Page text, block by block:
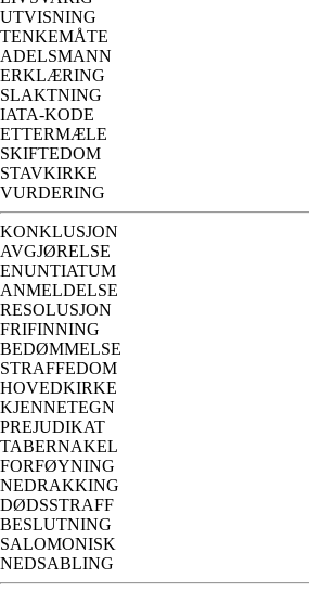
UTVISNING
TENKEMÅTE
ADELSMANN
ERKLÆRING
SLAKTNING
IATA-KODE
ETTERMÆLE
SKIFTEDOM
STAVKIRKE
VURDERING
KONKLUSJON
AVGJØRELSE
ENUNTIATUM
ANMELDELSE
RESOLUSJON
FRIFINNING
BEDØMMELSE
STRAFFEDOM
HOVEDKIRKE
KJENNETEGN
PREJUDIKAT
TABERNAKEL
FORFØYNING
NEDRAKKING
DØDSSTRAFF
BESLUTNING
SALOMONISK
NEDSABLING